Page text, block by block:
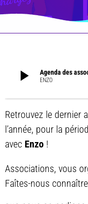
play_arrow Agenda des
ENZO
Retrouvez le dernier
l’année, pour la
avec Enzo !
Associations, vous
Faîtes-nous